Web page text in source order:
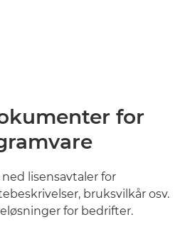
for
lisensavtaler for
bruksvilkår osv.
for bedrifter.